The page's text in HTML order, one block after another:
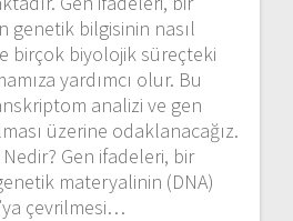
genetik bilgisinin nasıl
birçok biyolojik süreçteki
yardımcı olur. Bu
analizi ve gen
üzerine odaklanacağız.
Gen ifadeleri, bir
materyalinin (DNA)
çevrilmesi…